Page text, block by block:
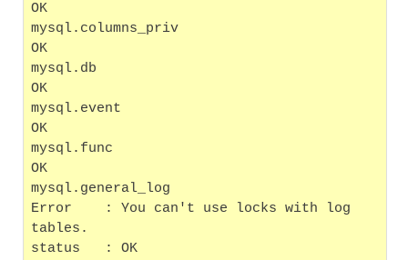
OK
mysql.columns_priv
OK
mysql.db
OK
mysql.event
OK
mysql.func
OK
mysql.general_log
Error    : You can't use locks with log
tables.
status   : OK